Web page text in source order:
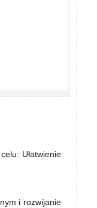
Ułatwienie
i rozwijanie